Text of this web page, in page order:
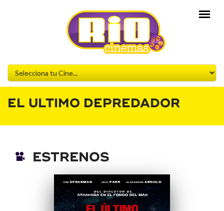
EL ULTIMO DEPREDADOR
ESTRENOS